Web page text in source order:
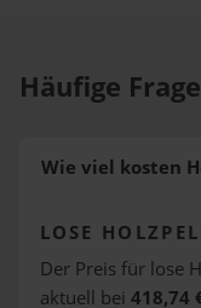
Häufige
Wie viel kosten
LOSE
Der Preis für lose
aktuell bei 418,74